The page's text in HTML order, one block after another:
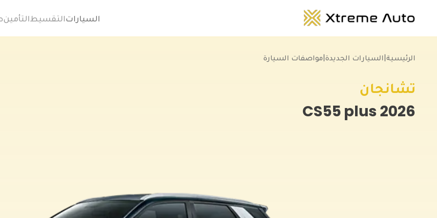
الرئيسية|السيارات الجديدة|مواصفات السيارة
تشانجان
CS55 plus2026
السياراتالتقسيطالتأمين